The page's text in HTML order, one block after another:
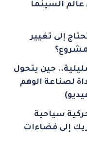
السينما
إلى تغيير
حين يتحول
لصناعة الوهم
2026.. حركية سياحية
إلى فضاءات